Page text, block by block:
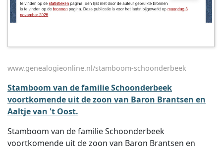
www.genealogieonline.nl/stamboom-schoonderbeek
Stamboom van de familie Schoonderbeek
voortkomende uit de zoon van Baron Brantsen en
Aaltje van 't Oost.
Stamboom van de familie Schoonderbeek
voortkomende uit de zoon van Baron Brantsen en